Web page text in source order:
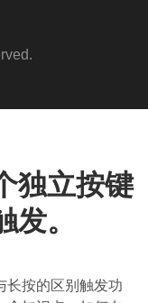
独立按键
。
长按的区别触发功